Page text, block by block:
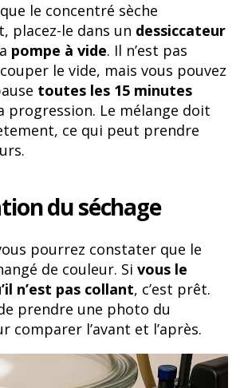
le concentré sèche
placez-le dans un dessiccateur
pompe à vide. Il n’est pas
le vide, mais vous pouvez
toutes les 15 minutes
progression. Le mélange doit
ce qui peut prendre
du séchage
pourrez constater que le
de couleur. Si vous le
n’est pas collant, c’est prêt.
prendre une photo du
comparer l’avant et l’après.